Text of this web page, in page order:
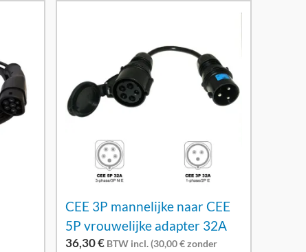
CEE 3P mannelijke naar CEE
5P vrouwelijke adapter 32A
36,30€ BTW incl. (30,00€zonder